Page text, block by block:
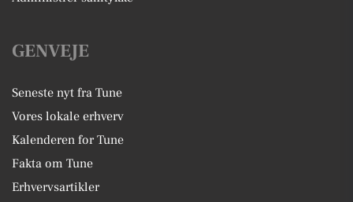
GENVEJE
Seneste nyt fra Tune
Vores lokale erhverv
Kalenderen for Tune
Fakta om Tune
Erhvervsartikler